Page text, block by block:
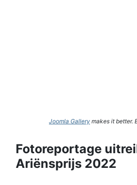
Joomla Gallery makes it better.
Fotoreportage
Ariënsprijs 2022